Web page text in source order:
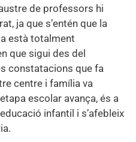
de professors hi
ja que s’entén que la
està totalment
que sigui des del
constatacions que fa
centre i família va
escolar avança, és a
infantil i s’afebleix